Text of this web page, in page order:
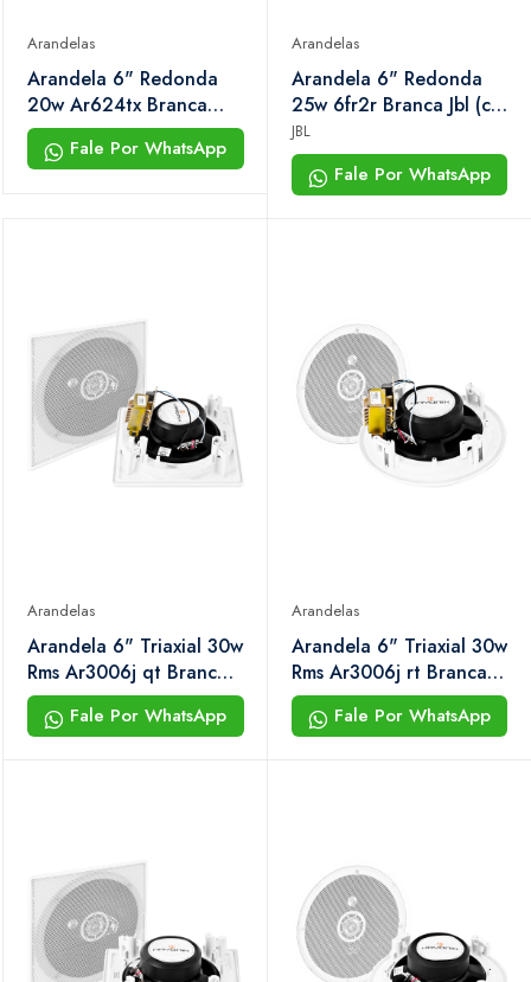
Arandelas
Arandela 6" Redonda
20w Ar624tx Branca
Hayonik
Fale Por WhatsApp
Arandelas
Arandela 6" Redonda
25w 6fr2r Branca Jbl (c/
2unid.)
JBL
Fale Por WhatsApp
Arandelas
Arandela 6" Triaxial 30w
Rms Ar3006j qt Branca
Hayonik
Fale Por WhatsApp
Arandelas
Arandela 6" Triaxial 30w
Rms Ar3006j rt Branca
Hayonik
Fale Por WhatsApp